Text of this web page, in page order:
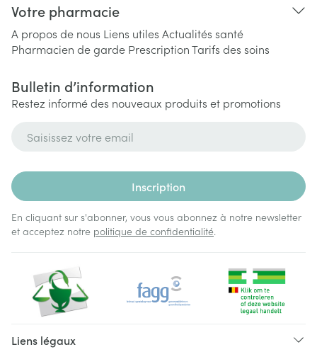
Votre pharmacie
A propos de nous Liens utiles Actualités santé
Pharmacien de garde PrescriptionTarifs des soins
Bulletin d’information
Restez informé des nouveaux produits et promotions
Inscription
En cliquant sur s'abonner, vous vous abonnez à notre newsletter
et acceptez notre politique de confidentialité.
Liens légaux